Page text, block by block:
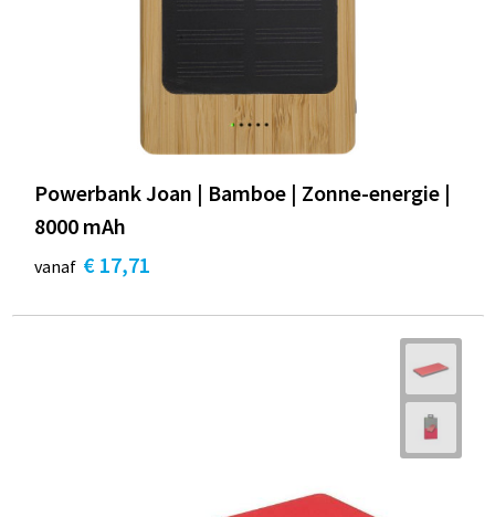
Powerbank Joan | Bamboe | Zonne-energie |
8000 mAh
vanaf € 17,71